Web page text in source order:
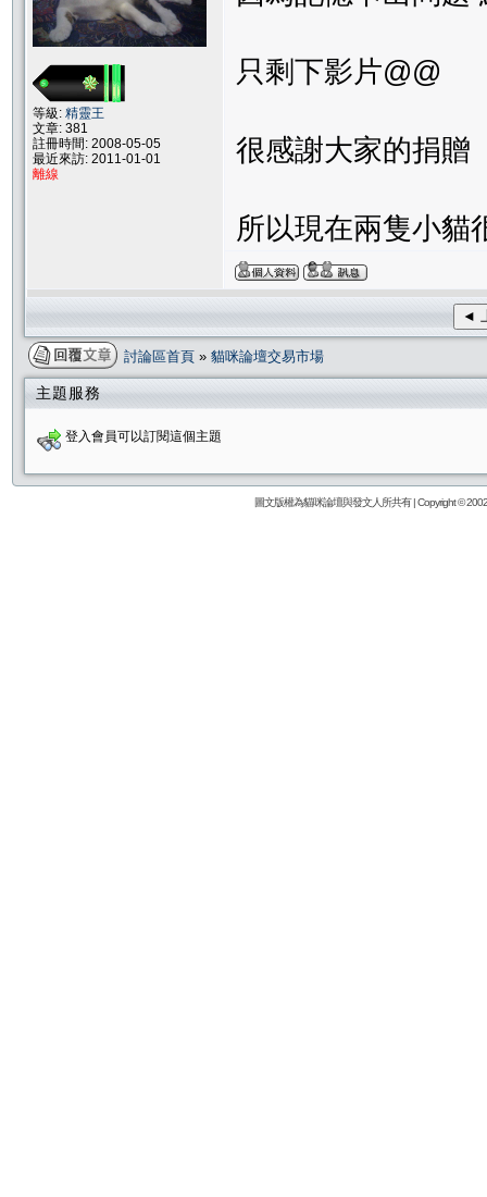
等級: 精靈王
文章: 381
註冊時間: 2008-05-05
最近來訪: 2011-01-01
離線
只剩下影片@@
很感謝大家的捐贈
所以現在兩隻小貓
◄
討論區首頁 » 貓咪論壇交易市場
主題服務
登入會員可以訂閱這個主題
圖文版權為貓咪論壇與發文人所共有 | Copyright ©